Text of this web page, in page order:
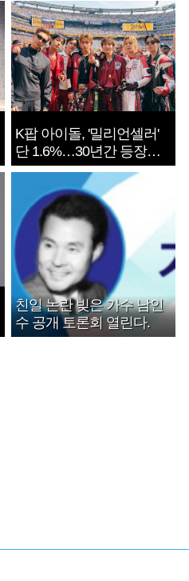
K팝 아이돌, '밀리언셀러'
단 1.6%…30년간 등장
1182개팀 전수조사
친일 논란 빚은 가수 남인
수 공개 토론회 열린다.